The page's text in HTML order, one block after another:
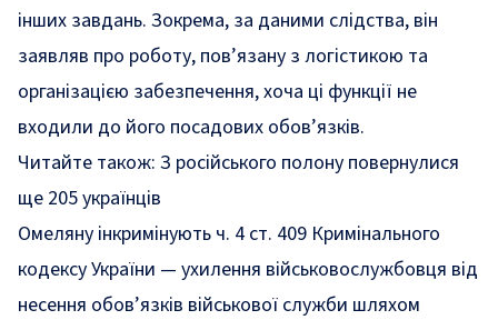
інших завдань. Зокрема, за даними слідства, він
заявляв про роботу, пов’язану з логістикою та
організацією забезпечення, хоча ці функції не
входили до його посадових обов’язків.
Читайте також: З російського полону повернулися
ще 205 українців
Омеляну інкримінують ч. 4 ст. 409 Кримінального
кодексу України — ухилення військовослужбовця від
несення обов’язків військової служби шляхом